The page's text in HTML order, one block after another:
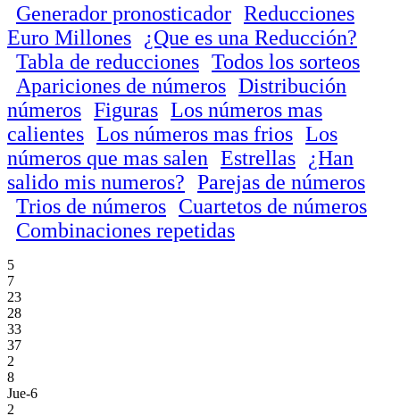
Generador pronosticador Reducciones
Euro Millones
¿Que es una Reducción?
Tabla de reducciones Todos los sorteos
Apariciones de números Distribución
números Figuras Los números mas
calientes Los números mas frios Los
números que mas salen Estrellas
¿Han
salido mis numeros? Parejas de números
Trios de números Cuartetos de números
Combinaciones repetidas
5
7
23
28
33
37
2
8
Jue-6
2